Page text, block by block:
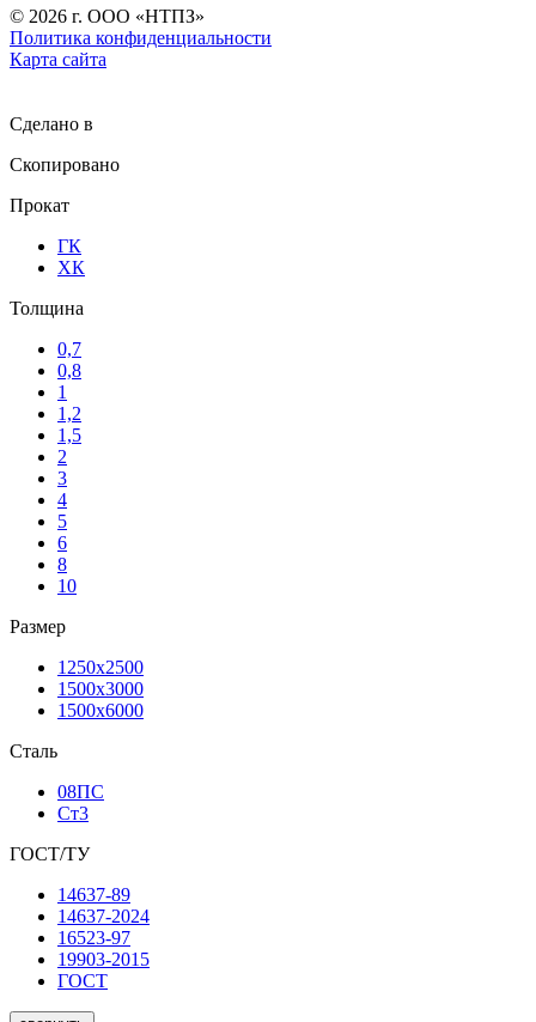
© 2026 г. ООО «НТПЗ»
Политика конфиденциальности
Карта сайта
Сделано в
Скопировано
Прокат
ГК
ХК
Толщина
0,7
0,8
1
1,2
1,5
2
3
4
5
6
8
10
Размер
1250х2500
1500х3000
1500х6000
Сталь
08ПС
Ст3
ГОСТ/ТУ
14637-89
14637-2024
16523-97
19903-2015
ГОСТ